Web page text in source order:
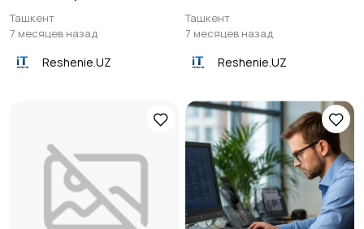
Ташкент
7 месяцев назад
Reshenie.UZ
Ташкент
7 месяцев назад
Reshenie.UZ